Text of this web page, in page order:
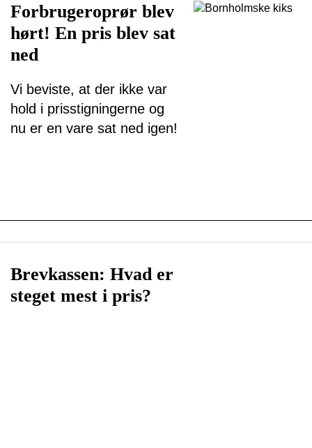
Forbrugeroprør blev
hørt! En pris blev sat
ned
Vi beviste, at der ikke var
hold i prisstigningerne og
nu er en vare sat ned igen!
Brevkassen: Hvad er
steget mest i pris?